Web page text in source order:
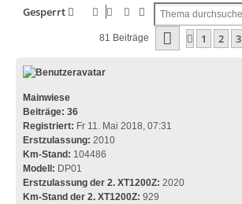
Gesperrt SucheErweiterte Suche
81 Beiträge Seite4Von 9
Vorherige
1 2 3
Mainwiese
Beiträge: 36
Registriert: Fr 11. Mai 2018, 07:31
Erstzulassung: 2010
Km-Stand: 104486
Modell: DP01
Erstzulassung der 2. XT1200Z: 2020
Km-Stand der 2. XT1200Z: 929